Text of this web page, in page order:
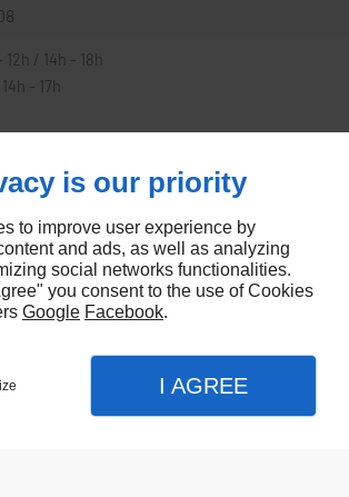
08h - 12h / 14h - 18h
- 17h
is our priority
to improve user experience by
and ads, as well as analyzing
social networks functionalities.
you consent to the use of Cookies
Google Facebook.
I AGREE